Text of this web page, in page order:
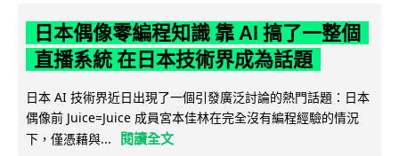
日本偶像零編程知識 靠 AI 搞了一整個
直播系統 在日本技術界成為話題
日本 AI 技術界近日出現了一個引發廣泛討論的熱門話題：日本
偶像前 Juice=Juice 成員宮本佳林在完全沒有編程經驗的情況
下，僅憑藉與...
閱讀全文